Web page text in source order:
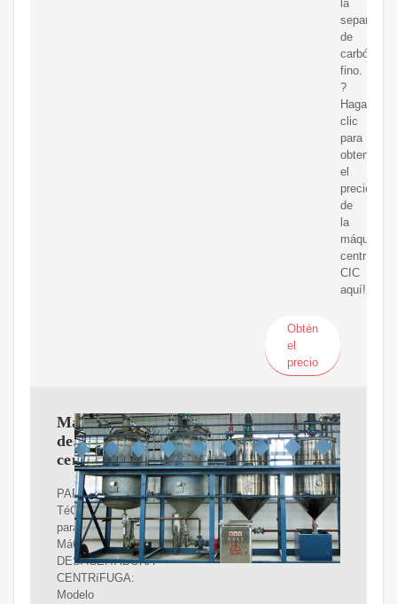
la
separación
de
carbón
fino.
?
Haga
clic
para
obtener
el
precio
de
la
máquina
centrífuga
CIC
aquí!
Obtén
el
precio
Máquina
desaceitadora
centrífuga
PARáMETRO
TéCNICO
para
MáQUINA
DESACEITADORA
CENTRíFUGA:
Modelo